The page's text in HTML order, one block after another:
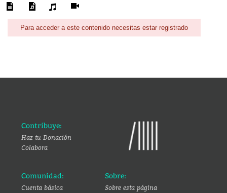
Para acceder a este contenido necesitas estar registrado
Contribuye:
Haz tu Donación
Colabora
Comunidad:
Cuenta básica
Sobre:
Sobre esta página